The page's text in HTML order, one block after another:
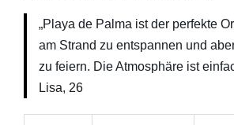
„Playa de Palma ist der perfekte
am Strand zu entspannen und
zu feiern. Die Atmosphäre ist
Lisa, 26